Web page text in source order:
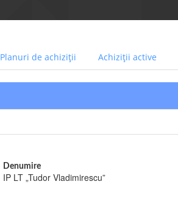
Planuri de achiziții Achiziții active
Denumire
IP LT „Tudor Vladimirescu”